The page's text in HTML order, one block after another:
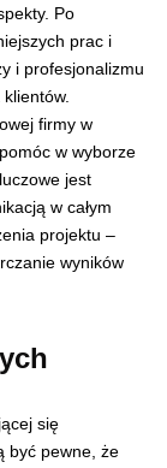
Po
prac i
i profesjonalizmu
klientów.
firmy w
w wyborze
jest
w całym
projektu –
wyników
się
być pewne, że